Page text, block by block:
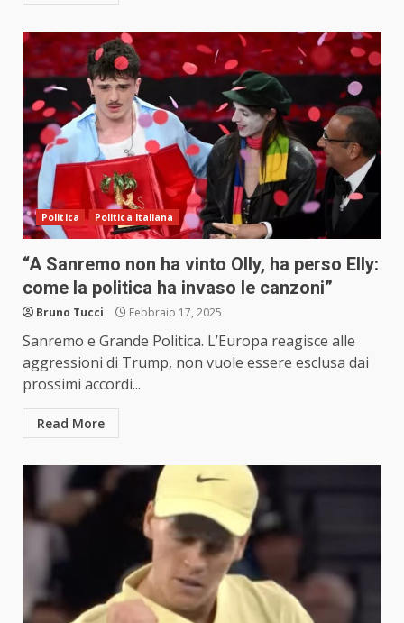
Politica Politica Italiana
“A Sanremo non ha vinto Olly, ha perso Elly:
come la politica ha invaso le canzoni”
Bruno Tucci Febbraio 17, 2025
Sanremo e Grande Politica. L’Europa reagisce alle
aggressioni di Trump, non vuole essere esclusa dai
prossimi accordi...
Read More